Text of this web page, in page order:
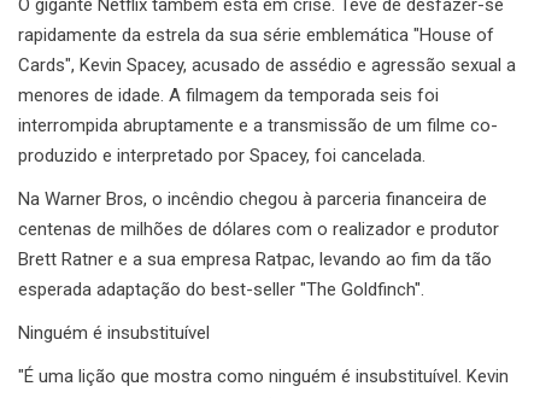
O gigante Netflix também está em crise. Teve de desfazer-se
rapidamente da estrela da sua série emblemática "House of
Cards", Kevin Spacey, acusado de assédio e agressão sexual a
menores de idade. A filmagem da temporada seis foi
interrompida abruptamente e a transmissão de um filme co-
produzido e interpretado por Spacey, foi cancelada.
Na Warner Bros, o incêndio chegou à parceria financeira de
centenas de milhões de dólares com o realizador e produtor
Brett Ratner e a sua empresa Ratpac, levando ao fim da tão
esperada adaptação do best-seller "The Goldfinch".
Ninguém é insubstituível
"É uma lição que mostra como ninguém é insubstituível. Kevin